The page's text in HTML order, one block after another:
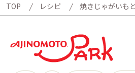
TOP レシピ 焼きじゃがいも